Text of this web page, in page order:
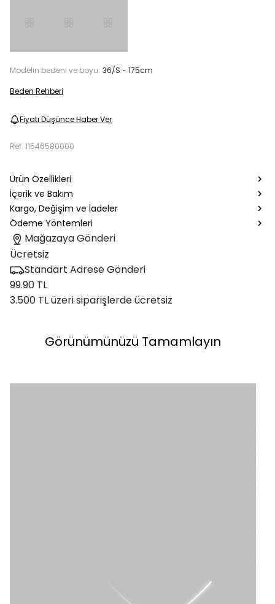
Modelin bedeni ve boyu: 36/S - 175cm
Beden Rehberi
Fiyatı Düşünce Haber Ver
Ref. 11546580000
Ürün Özellikleri
İçerik ve Bakım
Kargo, Değişim ve İadeler
Ödeme Yöntemleri
Mağazaya Gönderi
Ücretsiz
Standart Adrese Gönderi
99.90 TL
3.500 TL üzeri siparişlerde ücretsiz
Görünümünüzü Tamamlayın